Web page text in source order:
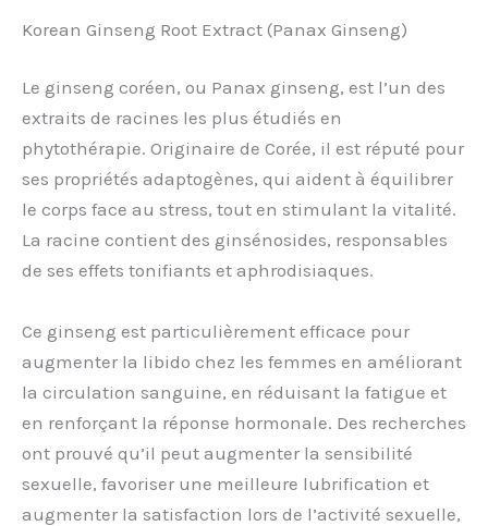
Korean Ginseng Root Extract (Panax Ginseng)
Le ginseng coréen, ou Panax ginseng, est l’un des
extraits de racines les plus étudiés en
phytothérapie. Originaire de Corée, il est réputé pour
ses propriétés adaptogènes, qui aident à équilibrer
le corps face au stress, tout en stimulant la vitalité.
La racine contient des ginsénosides, responsables
de ses effets tonifiants et aphrodisiaques.
Ce ginseng est particulièrement efficace pour
augmenter la libido chez les femmes en améliorant
la circulation sanguine, en réduisant la fatigue et
en renforçant la réponse hormonale. Des recherches
ont prouvé qu’il peut augmenter la sensibilité
sexuelle, favoriser une meilleure lubrification et
augmenter la satisfaction lors de l’activité sexuelle,